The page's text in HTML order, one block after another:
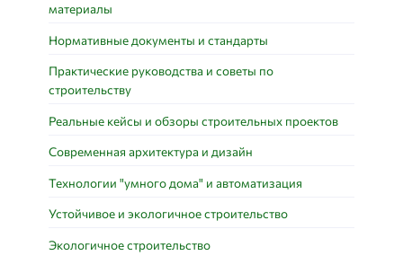
материалы
Нормативные документы и стандарты
Практические руководства и советы по
строительству
Реальные кейсы и обзоры строительных проектов
Современная архитектура и дизайн
Технологии "умного дома" и автоматизация
Устойчивое и экологичное строительство
Экологичное строительство